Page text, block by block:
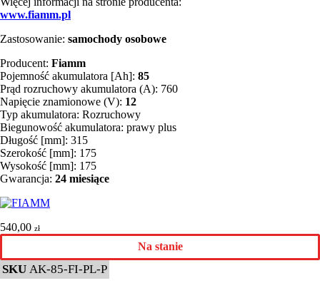
www.fiamm.pl
Zastosowanie: samochody osobowe
Producent: Fiamm
Pojemność akumulatora [Ah]: 85
Prąd rozruchowy akumulatora (A): 760
Napięcie znamionowe (V): 12
Typ akumulatora: Rozruchowy
Biegunowość akumulatora: prawy plus
Długość [mm]: 315
Szerokość [mm]: 175
Wysokość [mm]: 175
Gwarancja: 24 miesiące
540,00 zł
Na stanie
SKU AK-85-FI-PL-P